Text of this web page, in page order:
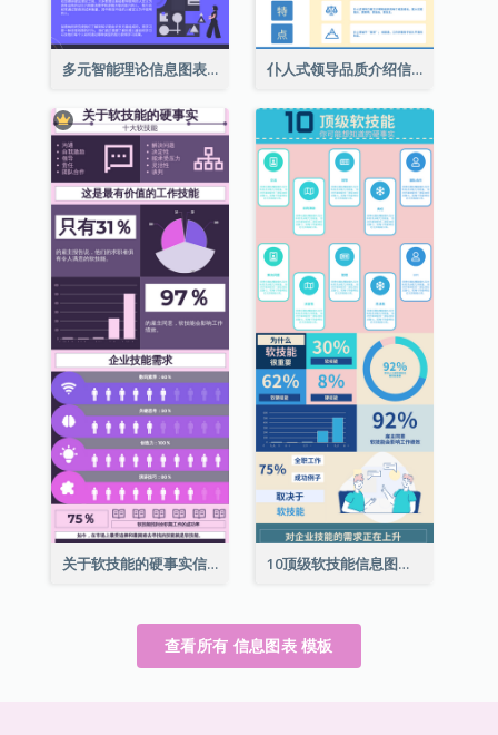
多元智能理论信息图表 仆人式领导品质介绍信息图表
关于软技能的硬事实信息图表 10顶级软技能信息图表
查看所有 信息图表 模板